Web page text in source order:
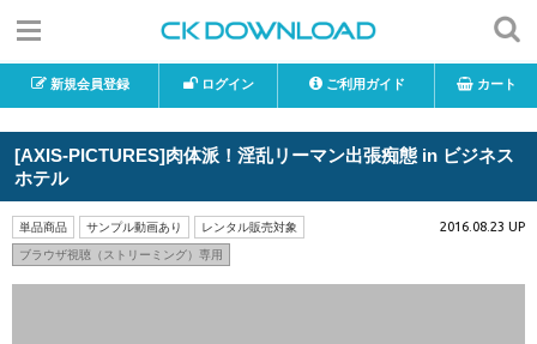
新規会員登録 ログイン ご利用ガイド カート
[AXIS-PICTURES]肉体派！淫乱リーマン出張痴態 in ビジネス
ホテル
単品商品 サンプル動画あり レンタル販売対象
ブラウザ視聴（ストリーミング）専用
2016.08.23 UP